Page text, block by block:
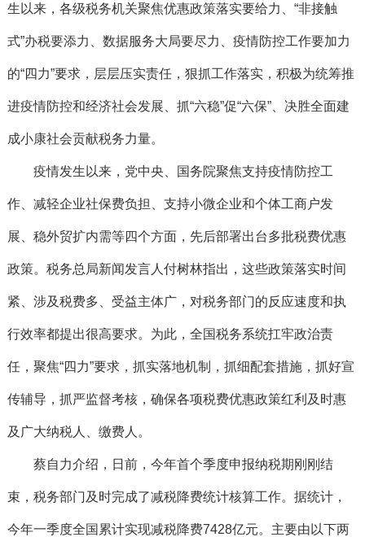
生以来，各级税务机关聚焦优惠政策落实要给力、“非接触
式”办税要添力、数据服务大局要尽力、疫情防控工作要加力
的“四力”要求，层层压实责任，狠抓工作落实，积极为统筹推
进疫情防控和经济社会发展、抓“六稳”促“六保”、决胜全面建
成小康社会贡献税务力量。
疫情发生以来，党中央、国务院聚焦支持疫情防控工
作、减轻企业社保费负担、支持小微企业和个体工商户发
展、稳外贸扩内需等四个方面，先后部署出台多批税费优惠
政策。税务总局新闻发言人付树林指出，这些政策落实时间
紧、涉及税费多、受益主体广，对税务部门的反应速度和执
行效率都提出很高要求。为此，全国税务系统扛牢政治责
任，聚焦“四力”要求，抓实落地机制，抓细配套措施，抓好宣
传辅导，抓严监督考核，确保各项税费优惠政策红利及时惠
及广大纳税人、缴费人。
蔡自力介绍，日前，今年首个季度申报纳税期刚刚结
束，税务部门及时完成了减税降费统计核算工作。据统计，
今年一季度全国累计实现减税降费7428亿元。主要由以下两